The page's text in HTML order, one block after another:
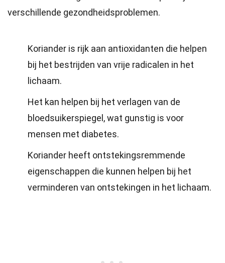
verschillende gezondheidsproblemen.
Koriander is rijk aan antioxidanten die helpen
bij het bestrijden van vrije radicalen in het
lichaam.
Het kan helpen bij het verlagen van de
bloedsuikerspiegel, wat gunstig is voor
mensen met diabetes.
Koriander heeft ontstekingsremmende
eigenschappen die kunnen helpen bij het
verminderen van ontstekingen in het lichaam.